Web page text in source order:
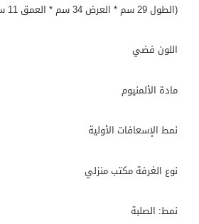
(الطول 29 سم * العرض 34 سم * العمق 11 سم)
اللون فضي
مادة الألمنيوم
نمط الإسعافات الأولية
نوع الغرفة مكتب منزلي
نمط: الصلبة